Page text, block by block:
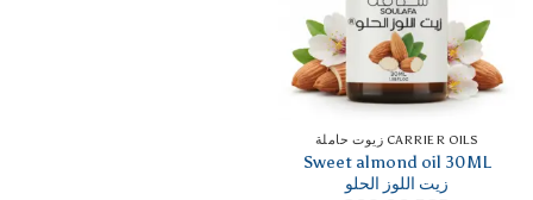
CARRIER OILS زيوت حاملة
Sweet almond oil 30ML
زيت اللوز الحلو